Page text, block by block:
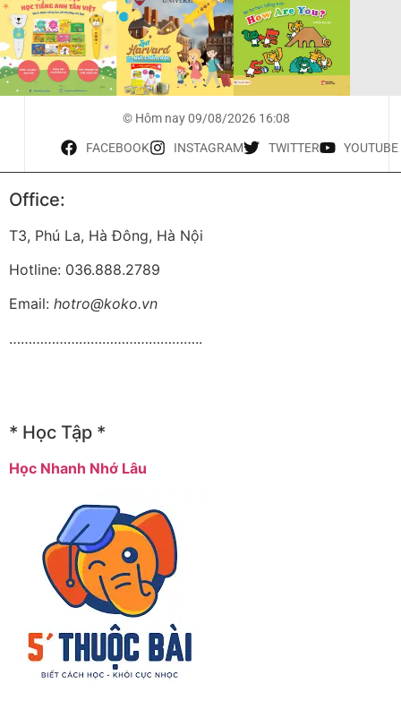
© Hôm nay 09/08/2026 16:08
FACEBOOK INSTAGRAM TWITTER YOUTUBE
Office:
T3, Phú La, Hà Đông, Hà Nội
Hotline: 036.888.2789
Email: hotro@koko.vn
…………………………………………..
* Học Tập *
Học Nhanh Nhớ Lâu